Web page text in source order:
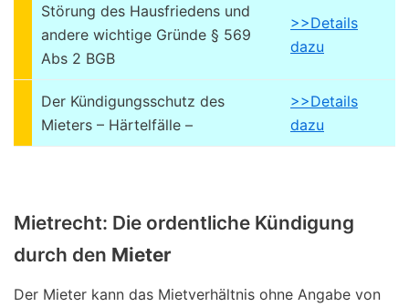
Störung des Hausfriedens und
andere wichtige Gründe § 569
Abs 2 BGB
>>Details
dazu
Der Kündigungsschutz des
Mieters – Härtelfälle –
>>Details
dazu
Mietrecht: Die ordentliche Kündigung
durch den Mieter
Der Mieter kann das Mietverhältnis ohne Angabe von